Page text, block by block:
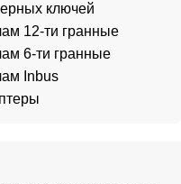
ключей
12-ти гранные
6-ти гранные
Inbus